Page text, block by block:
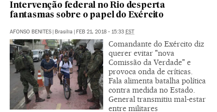
Intervenção federal no Rio desperta
fantasmas sobre o papel do Exército
AFONSO BENITES | Brasília | FEB 21, 2018 - 15:33 EST
Comandante do Exército diz
querer evitar "nova
Comissão da Verdade" e
provoca onda de críticas.
Fala alimenta batalha política
contra medida no Estado.
General transmitiu mal-estar
entre militares